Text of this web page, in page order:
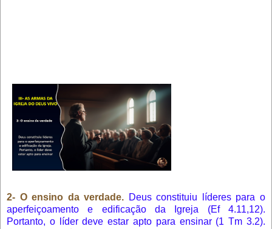
2- O ensino da verdade. Deus constituiu líderes para o
aperfeiçoamento e edificação da Igreja (Ef 4.11,12).
Portanto, o líder deve estar apto para ensinar (1 Tm 3.2).